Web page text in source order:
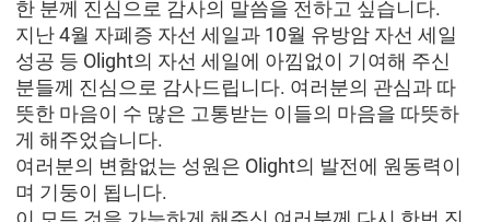
한 분께 진심으로 감사의 말씀을 전하고 싶습니다.
지난 4월 자폐증 자선 세일과 10월 유방암 자선 세일
성공 등 Olight의 자선 세일에 아낌없이 기여해 주신
분들께 진심으로 감사드립니다. 여러분의 관심과 따
뜻한 마음이 수 많은 고통받는 이들의 마음을 따뜻하
게 해주었습니다.
여러분의 변함없는 성원은 Olight의 발전에 원동력이
며 기둥이 됩니다.